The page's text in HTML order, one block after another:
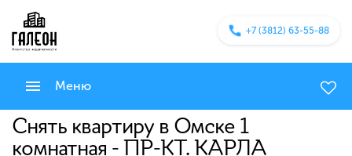
+7 (3812) 63-55-88
Меню
Снять квартиру в Омске 1
комнатная - ПР-КТ. КАРЛА